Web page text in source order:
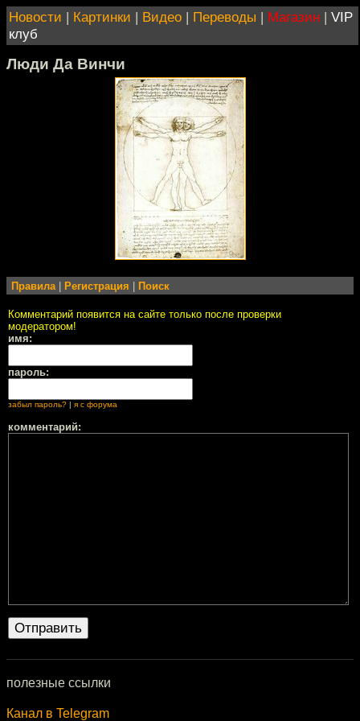
Новости | Картинки | Видео | Переводы | Магазин | VIP
клуб
Люди Да Винчи
Правила Регистрация Поиск
Комментарий появится на сайте только после проверки
модератором!
имя:
пароль:
забыл пароль? | я с форума
комментарий:
полезные ссылки
Канал в Telegram